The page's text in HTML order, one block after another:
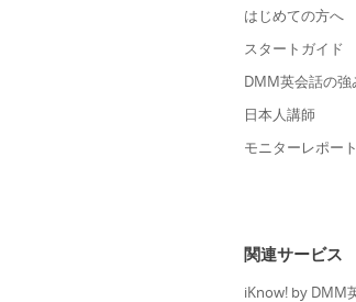
はじめての方へ
スタートガイド
DMM英会話の強
日本人講師
モニターレポート
関連サービス
iKnow! by DMM